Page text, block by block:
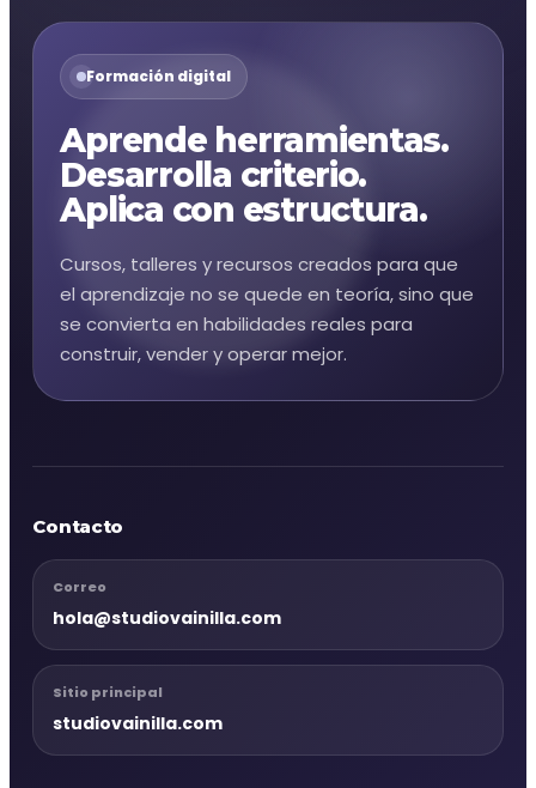
Formación digital
Aprende herramientas.
Desarrolla criterio.
Aplica con estructura.
Cursos, talleres y recursos creados para que
el aprendizaje no se quede en teoría, sino que
se convierta en habilidades reales para
construir, vender y operar mejor.
Contacto
Correo
hola@studiovainilla.com
Sitio principal
studiovainilla.com